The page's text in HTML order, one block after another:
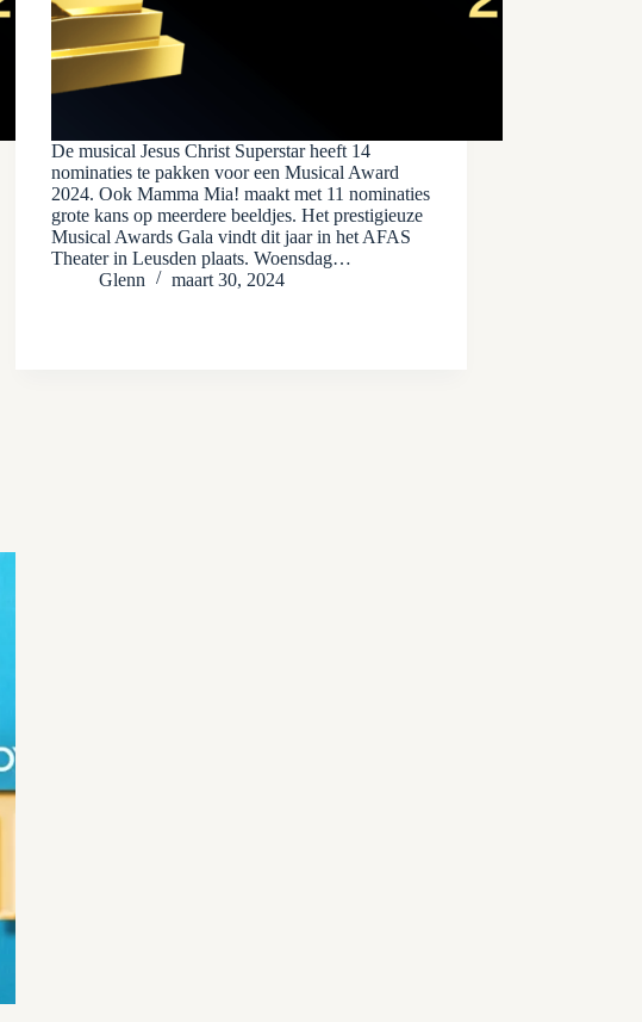
De musical Jesus Christ Superstar heeft 14
nominaties te pakken voor een Musical Award
2024. Ook Mamma Mia! maakt met 11 nominaties
grote kans op meerdere beeldjes. Het prestigieuze
Musical Awards Gala vindt dit jaar in het AFAS
Theater in Leusden plaats. Woensdag…
Glenn
maart 30, 2024